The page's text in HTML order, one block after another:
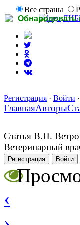
Обнародовать
Все страны
Регистрация · Войти ·
ГлавнаяАвторы
Статья В.П.
Ветеринарный
Регистрация Войти
‹